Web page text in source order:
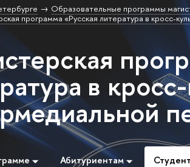
Образовательные программы
программа «Русская литература в кросс-
в
Абитуриентам